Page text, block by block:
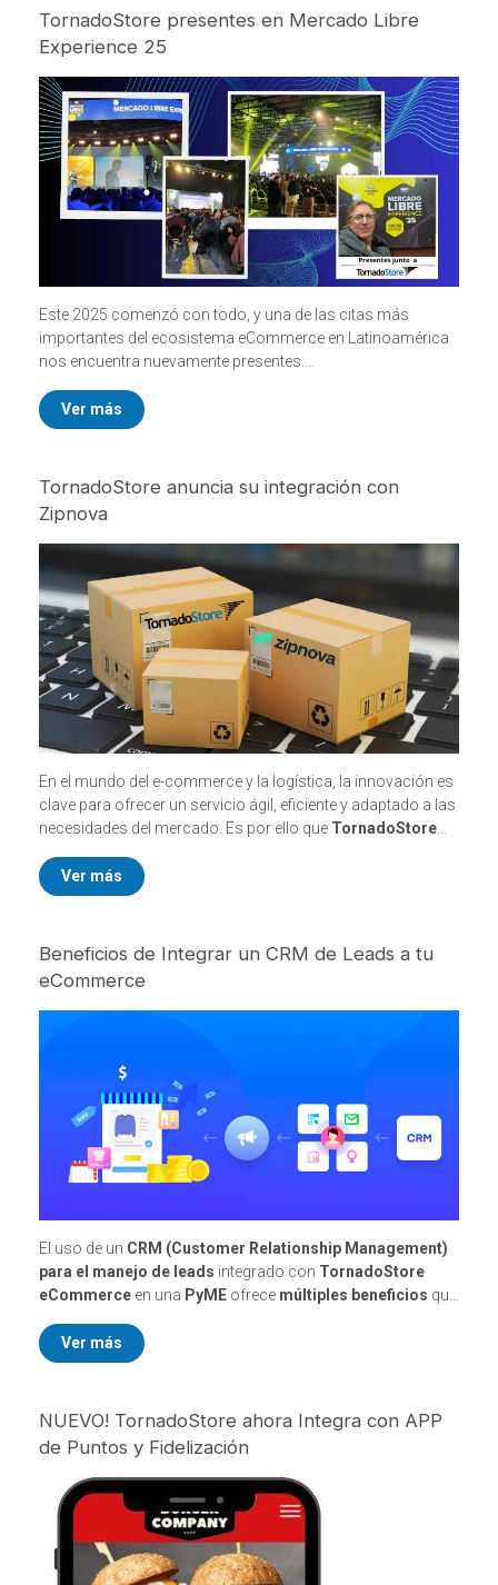
TornadoStore presentes en Mercado Libre
Experience 25
Este 2025 comenzó con todo, y una de las citas más
importantes del ecosistema eCommerce en Latinoamérica
nos encuentra nuevamente presentes.
Mercado Libre Experience 2025
principales referentes del comercio electrónico, la
Ver más
TornadoStore anuncia su integración con
Zipnova
En el mundo del e-commerce y la logística, la innovación es
clave para ofrecer un servicio ágil, eficiente y adaptado a las
necesidades del mercado. Es por ello que TornadoStore
Zippin. Este cambio representa un paso adelante en la
transformación de la gestión logística, consolidando una
innovadora.
Ver más
Beneficios de Integrar un CRM de Leads a tu
eCommerce
El uso de un CRM (Customer Relationship Management)
para el manejo de leads integrado con TornadoStore
eCommerce en una PyME ofrece múltiples beneficios que
crecimiento del negocio
Ver más
NUEVO! TornadoStore ahora Integra con APP
de Puntos y Fidelización